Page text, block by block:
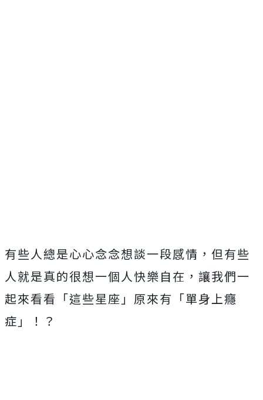
有些人總是心心念念想談一段感情，但有些
人就是真的很想一個人快樂自在，讓我們一
起來看看「這些星座」原來有「單身上癮
症」！？